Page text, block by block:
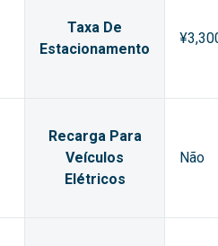
Taxa De
Estacionamento
Recarga Para
Veículos
Elétricos
Não